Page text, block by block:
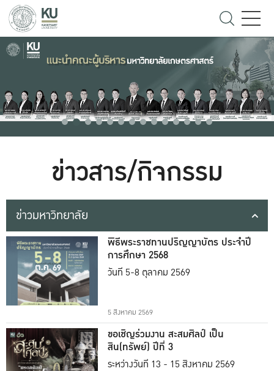
ข่าวสาร/กิจกรรม
ข่าวมหาวิทยาลัย
พิธีพระราชทานปริญญาบัตร ประจำปี
การศึกษา 2568
วันที่ 5-8 ตุลาคม 2569
5 สิงหาคม 2569
ขอเชิญร่วมงาน สะสมศิลป์ เป็น
สิน(ทรัพย์) ปีที่ 3
ระหว่างวันที่ 13 - 15 สิงหาคม 2569